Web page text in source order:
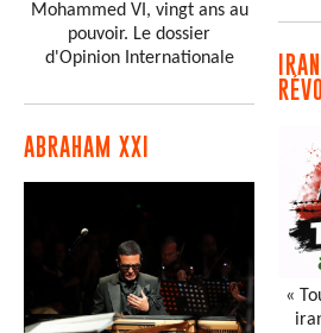
Mohammed VI, vingt ans au
pouvoir. Le dossier
d'Opinion Internationale
ABRAHAM XXI
«